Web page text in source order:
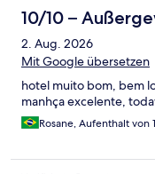
10/10 –
2. Aug. 2026
Mit Google übersetzen
hotel muito bom, bem
manhça excelente,
Rosane, Aufenthalt von